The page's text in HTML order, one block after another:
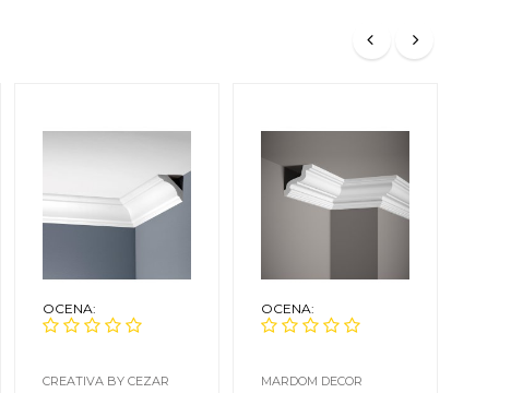
OCENA:
CREATIVA BY CEZAR
OCENA:
MARDOM DECOR